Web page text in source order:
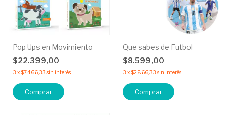
Pop Ups en Movimiento
$22.399,00
3 x$7.466,33 sin interés
Comprar
Que sabes de Futbol
$8.599,00
3 x$2.866,33 sin interés
Comprar